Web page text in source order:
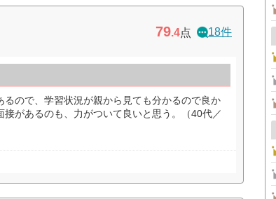
79.4点 18件
ので、学習状況が親から見ても分かるので良か
があるのも、力がついて良いと思う。（40代／